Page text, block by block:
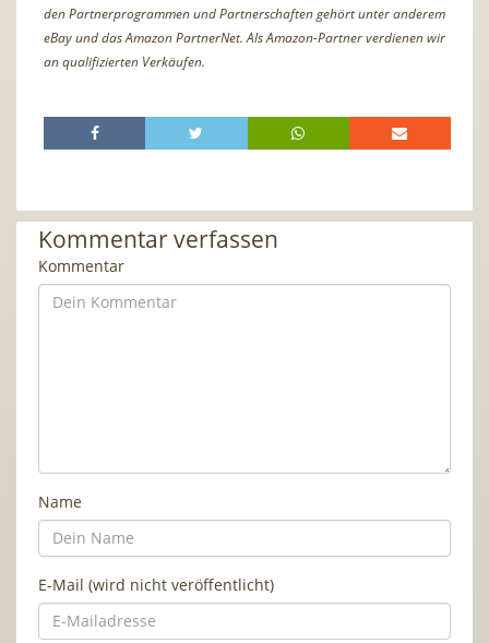
den Partnerprogrammen und Partnerschaften gehört unter anderem
eBay und das Amazon PartnerNet. Als Amazon-Partner verdienen wir
an qualifizierten Verkäufen.
Kommentar verfassen
Kommentar
Name
E-Mail (wird nicht veröffentlicht)